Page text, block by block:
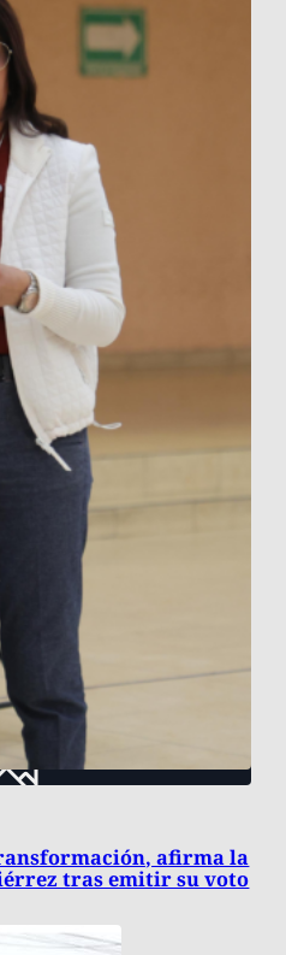
afirma la
tras emitir su voto